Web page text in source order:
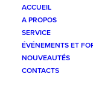
ACCUEIL
A PROPOS
SERVICE
ÉVÉNEMENTS ET
NOUVEAUTÉS
CONTACTS